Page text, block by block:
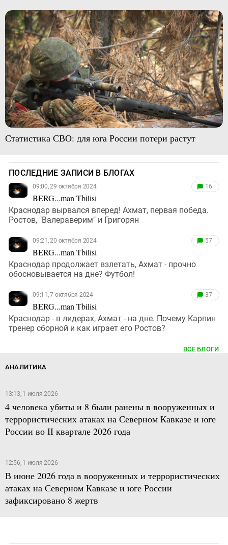
Статистика СВО: для юга России потери растут
ПОСЛЕДНИЕ ЗАПИСИ В БЛОГАХ
09:00, 29 октября 2024
BERG...man Tbilisi
16
Краснодар вырвался вперед! Ахмат, первая победа.
Ростов, "Валераверим" и Григорян
09:21, 20 октября 2024
BERG...man Tbilisi
57
Краснодар продолжает взлетать, Ахмат - прочно
обосновывается на дне? Футбол!
09:11, 7 октября 2024
BERG...man Tbilisi
37
Краснодар - в лидерах, Ахмат - на дне. Почему Карпин
тренер сборной и как играет его Ростов?
ВСЕ БЛОГИ
АНАЛИТИКА
13:13, 1 июля 2026
4 человека убиты и 8 были ранены в вооруженных и
террористических атаках на Северном Кавказе и юге
России во II квартале 2026 года
12:56, 1 июля 2026
В июне 2026 года в вооруженных и террористических
атаках на Северном Кавказе и юге России
зафиксировано 8 жертв